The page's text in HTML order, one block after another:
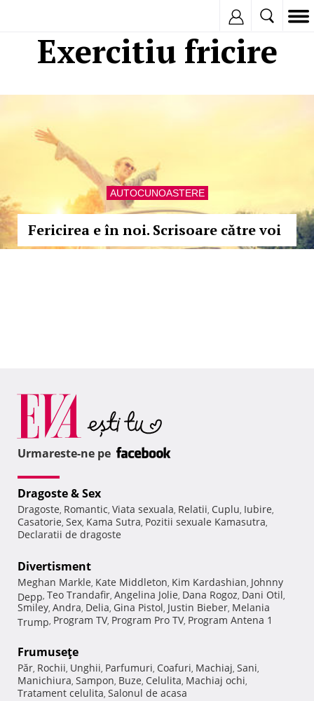
Exercitiu fricire
AUTOCUNOASTERE
Fericirea e în noi. Scrisoare către voi
Urmareste-ne pe
Dragoste & Sex
Dragoste, Romantic, Viata sexuala, Relatii, Cuplu, Iubire,
Casatorie, Sex, Kama Sutra, Pozitii sexuale Kamasutra,
Declaratii de dragoste
Divertisment
Meghan Markle, Kate Middleton, Kim Kardashian, Johnny
Depp, Teo Trandafir, Angelina Jolie, Dana Rogoz, Dani Otil,
Smiley, Andra, Delia, Gina Pistol, Justin Bieber, Melania
Trump, Program TV, Program Pro TV, Program Antena 1
Frumuseţe
Păr, Rochii, Unghii, Parfumuri, Coafuri, Machiaj, Sani,
Manichiura, Sampon, Buze, Celulita, Machiaj ochi,
Tratament celulita, Salonul de acasa